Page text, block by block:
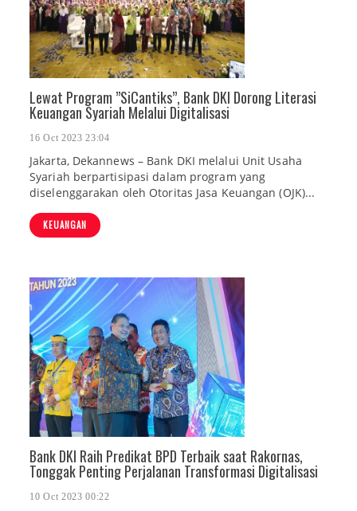
Lewat Program ”SiCantiks”, Bank DKI Dorong Literasi
Keuangan Syariah Melalui Digitalisasi
16 Oct 2023 23:04
Jakarta, Dekannews – Bank DKI melalui Unit Usaha
Syariah berpartisipasi dalam program yang
diselenggarakan oleh Otoritas Jasa Keuangan (OJK)...
KEUANGAN
Bank DKI Raih Predikat BPD Terbaik saat Rakornas,
Tonggak Penting Perjalanan Transformasi Digitalisasi
10 Oct 2023 00:22